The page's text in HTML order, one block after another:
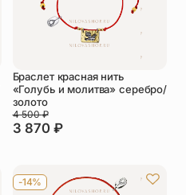
Браслет красная нить
«Голубь и молитва» серебро/
золото
3 870 ₽
4 500₽
-14%